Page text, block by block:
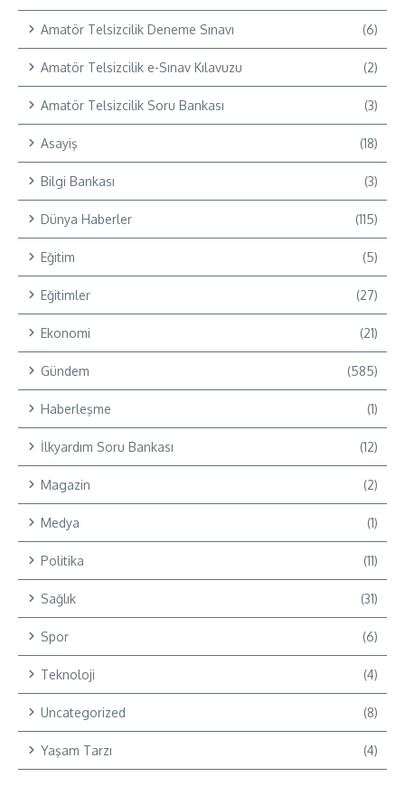
Amatör Telsizcilik Deneme Sınavı (6)
Amatör Telsizcilik e-Sınav Kılavuzu (2)
Amatör Telsizcilik Soru Bankası (3)
Asayiş (18)
Bilgi Bankası (3)
Dünya Haberler (115)
Eğitim (5)
Eğitimler (27)
Ekonomi (21)
Gündem (585)
Haberleşme (1)
İlkyardım Soru Bankası (12)
Magazin (2)
Medya (1)
Politika (11)
Sağlık (31)
Spor (6)
Teknoloji (4)
Uncategorized (8)
Yaşam Tarzı (4)